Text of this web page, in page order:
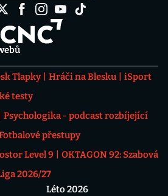
Tlapky Hráči na Blesku
iSport
testy
Psychologika - podcast rozbíjející
přestupy
Level 9
OKTAGON 92: Szabová
2026/27
Léto 2026